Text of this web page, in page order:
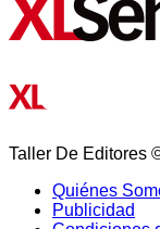
Taller De Editores
Quiénes
Publicidad